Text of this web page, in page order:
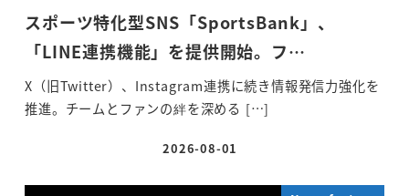
スポーツ特化型SNS「SportsBank」、
「LINE連携機能」を提供開始。フ…
X（旧Twitter）、Instagram連携に続き情報発信力強化を
推進。チームとファンの絆を深める […]
投稿日
2026-08-01